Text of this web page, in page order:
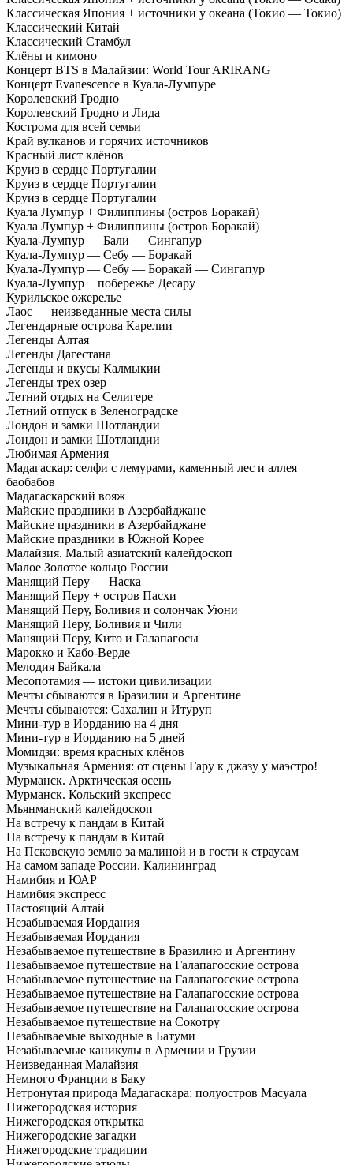
Классическая Япония + источники у океана (Токио — Токио)
Классический Китай
Классический Стамбул
Клёны и кимоно
Концерт BTS в Малайзии: World Tour ARIRANG
Концерт Evanescence в Куала-Лумпуре
Королевский Гродно
Королевский Гродно и Лида
Кострома для всей семьи
Край вулканов и горячих источников
Красный лист клёнов
Круиз в сердце Португалии
Круиз в сердце Португалии
Круиз в сердце Португалии
Куала Лумпур + Филиппины (остров Боракай)
Куала Лумпур + Филиппины (остров Боракай)
Куала-Лумпур — Бали — Сингапур
Куала-Лумпур — Себу — Боракай
Куала-Лумпур — Себу — Боракай — Сингапур
Куала-Лумпур + побережье Десару
Курильское ожерелье
Лаос — неизведанные места силы
Легендарные острова Карелии
Легенды Алтая
Легенды Дагестана
Легенды и вкусы Калмыкии
Легенды трех озер
Летний отдых на Селигере
Летний отпуск в Зеленоградске
Лондон и замки Шотландии
Лондон и замки Шотландии
Любимая Армения
Мадагаскар: селфи с лемурами, каменный лес и аллея
баобабов
Мадагаскарский вояж
Майские праздники в Азербайджане
Майские праздники в Азербайджане
Майские праздники в Южной Корее
Малайзия. Малый азиатский калейдоскоп
Малое Золотое кольцо России
Манящий Перу — Наска
Манящий Перу + остров Пасхи
Манящий Перу, Боливия и солончак Уюни
Манящий Перу, Боливия и Чили
Манящий Перу, Кито и Галапагосы
Марокко и Кабо-Верде
Мелодия Байкала
Месопотамия — истоки цивилизации
Мечты сбываются в Бразилии и Аргентине
Мечты сбываются: Сахалин и Итуруп
Мини-тур в Иорданию на 4 дня
Мини-тур в Иорданию на 5 дней
Момидзи: время красных клёнов
Музыкальная Армения: от сцены Гару к джазу у маэстро!
Мурманск. Арктическая осень
Мурманск. Кольский экспресс
Мьянманский калейдоскоп
На встречу к пандам в Китай
На встречу к пандам в Китай
На Псковскую землю за малиной и в гости к страусам
На самом западе России. Калининград
Намибия и ЮАР
Намибия экспресс
Настоящий Алтай
Незабываемая Иордания
Незабываемая Иордания
Незабываемое путешествие в Бразилию и Аргентину
Незабываемое путешествие на Галапагосские острова
Незабываемое путешествие на Галапагосские острова
Незабываемое путешествие на Галапагосские острова
Незабываемое путешествие на Галапагосские острова
Незабываемое путешествие на Сокотру
Незабываемые выходные в Батуми
Незабываемые каникулы в Армении и Грузии
Неизведанная Малайзия
Немного Франции в Баку
Нетронутая природа Мадагаскара: полуостров Масуала
Нижегородская история
Нижегородская открытка
Нижегородские загадки
Нижегородские традиции